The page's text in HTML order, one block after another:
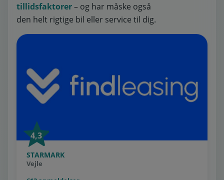
tillidsfaktorer– og har måske også
den helt rigtige bil eller service til dig.
4,3
STARMARK
Vejle